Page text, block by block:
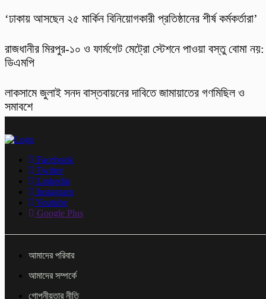
‘ঢাকায় আসছেন ২৫ মার্কিন বিনিয়োগকারী প্রতিষ্ঠানের শীর্ষ কর্মকর্তারা’
রাজধানীর মিরপুর-১০ ও ফার্মগেট মেট্রো স্টেশনে পাওয়া বস্তু বোমা নয়:
ডিএমপি
লাকসামে জুলাই সনদ বাস্তবায়নের দাবিতে জামায়াতের গণমিছিল ও
সমাবশে
Facebook
Twitter
Linkedin
Instagram
Youtube
Google Plus
আমাদের পরিবার
আমাদের সম্পর্কে
গোপনীয়তার নীতি